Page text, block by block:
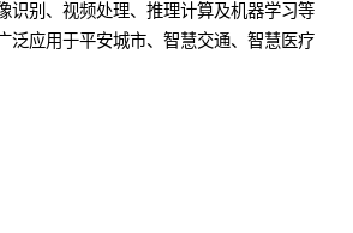
识别、视频处理、推理计算及机器学习等
泛应用于平安城市、智慧交通、智慧医疗